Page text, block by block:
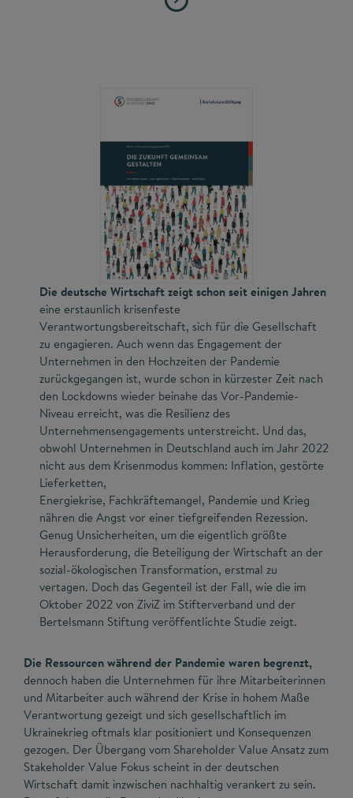
Die deutsche Wirtschaft zeigt schon seit einigen Jahren
eine erstaunlich krisenfeste
Verantwortungsbereitschaft, sich für die Gesellschaft
zu engagieren. Auch wenn das Engagement der
Unternehmen in den Hochzeiten der Pandemie
zurückgegangen ist, wurde schon in kürzester Zeit nach
den Lockdowns wieder beinahe das Vor-Pandemie-
Niveau erreicht, was die Resilienz des
Unternehmensengagements unterstreicht. Und das,
obwohl Unternehmen in Deutschland auch im Jahr 2022
nicht aus dem Krisenmodus kommen: Inflation, gestörte
Lieferketten,
Energiekrise, Fachkräftemangel, Pandemie und Krieg
nähren die Angst vor einer tiefgreifenden Rezession.
Genug Unsicherheiten, um die eigentlich größte
Herausforderung, die Beteiligung der Wirtschaft an der
sozial-ökologischen Transformation, erstmal zu
vertagen. Doch das Gegenteil ist der Fall, wie die im
Oktober 2022 von ZiviZ im Stifterverband und der
Bertelsmann Stiftung veröffentlichte Studie zeigt.
Die Ressourcen während der Pandemie waren begrenzt,
dennoch haben die Unternehmen für ihre Mitarbeiterinnen
und Mitarbeiter auch während der Krise in hohem Maße
Verantwortung gezeigt und sich gesellschaftlich im
Ukrainekrieg oftmals klar positioniert und Konsequenzen
gezogen. Der Übergang vom Shareholder Value Ansatz zum
Stakeholder Value Fokus scheint in der deutschen
Wirtschaft damit inzwischen nachhaltig verankert zu sein.